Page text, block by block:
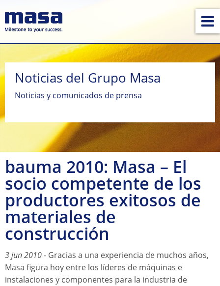
Noticias del Grupo Masa
Noticias y comunicados de prensa
bauma 2010: Masa – El
socio competente de los
productores exitosos de
materiales de
construcción
3 jun 2010- Gracias a una experiencia de muchos años,
Masa figura hoy entre los líderes de máquinas e
instalaciones y componentes para la industria de